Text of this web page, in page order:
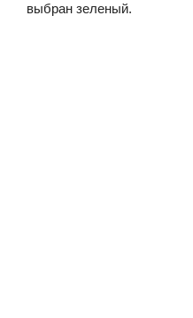
выбран зеленый.